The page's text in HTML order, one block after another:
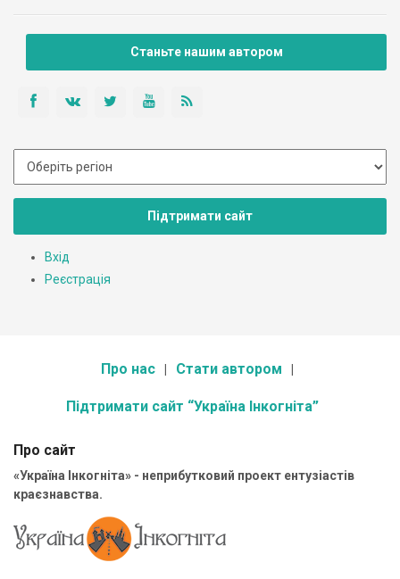
Станьте нашим автором
Підтримати сайт
Вхід
Реєстрація
Про нас Стати автором
Підтримати сайт “Україна Інкогніта”
Про сайт
«Україна Інкогніта» - неприбутковий проект ентузіастів
краєзнавства.